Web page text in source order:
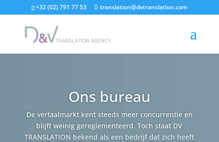
+32 (02) 791 77 53 translation@dvtranslation.com
Ons bureau
De vertaalmarkt kent steeds meer concurrentie en
blijft weinig gereglementeerd. Toch staat DV
TRANSLATION bekend als een bedrijf dat zich heeft